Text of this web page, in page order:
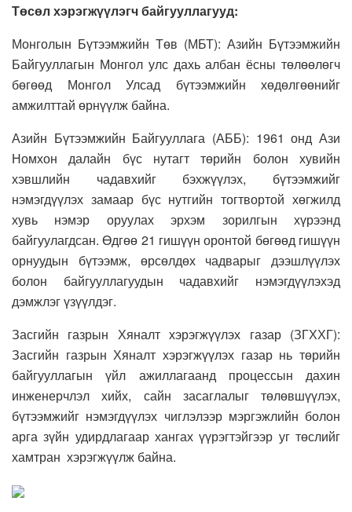
Төсөл хэрэгжүүлэгч байгууллагууд:
Монголын Бүтээмжийн Төв (МБТ): Азийн Бүтээмжийн
Байгууллагын Монгол улс дахь албан ёсны төлөөлөгч
бөгөөд Монгол Улсад бүтээмжийн хөдөлгөөнийг
амжилттай өрнүүлж байна.
Азийн Бүтээмжийн Байгууллага (АББ): 1961 онд Ази
Номхон далайн бүс нутагт төрийн болон хувийн
хэвшлийн чадавхийг бэхжүүлэх, бүтээмжийг
нэмэгдүүлэх замаар бүс нутгийн тогтвортой хөгжилд
хувь нэмэр оруулах эрхэм зорилгын хүрээнд
байгуулагдсан. Өдгөө 21 гишүүн оронтой бөгөөд гишүүн
орнуудын бүтээмж, өрсөлдөх чадварыг дээшлүүлэх
болон байгууллагуудын чадавхийг нэмэгдүүлэхэд
дэмжлэг үзүүлдэг.
Засгийн газрын Хяналт хэрэгжүүлэх газар (ЗГХХГ):
Засгийн газрын Хяналт хэрэгжүүлэх газар нь төрийн
байгууллагын үйл ажиллагаанд процессын дахин
инженерчлэл хийх, сайн засаглалыг төлөвшүүлэх,
бүтээмжийг нэмэгдүүлэх чиглэлээр мэргэжлийн болон
арга зүйн удирдлагаар хангах үүрэгтэйгээр уг төслийг
хамтран хэрэгжүүлж байна.